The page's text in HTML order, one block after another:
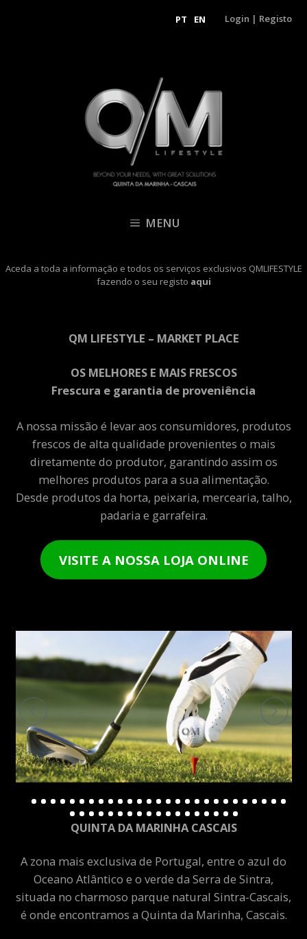
PT EN Login | Registo
MENU
Aceda a toda a informação e todos os serviços exclusivos QMLIFESTYLE
fazendo o seu registo aqui
QM LIFESTYLE – MARKET PLACE
OS MELHORES E MAIS FRESCOS
Frescura e garantia de proveniência
A nossa missão é levar aos consumidores, produtos
frescos de alta qualidade provenientes o mais
diretamente do produtor, garantindo assim os
melhores produtos para a sua alimentação.
Desde produtos da horta, peixaria, mercearia, talho,
padaria e garrafeira.
VISITE A NOSSA LOJA ONLINE
QUINTA DA MARINHA CASCAIS
A zona mais exclusiva de Portugal, entre o azul do
Oceano Atlântico e o verde da Serra de Sintra,
situada no charmoso parque natural Sintra-Cascais,
é onde encontramos a Quinta da Marinha, Cascais.